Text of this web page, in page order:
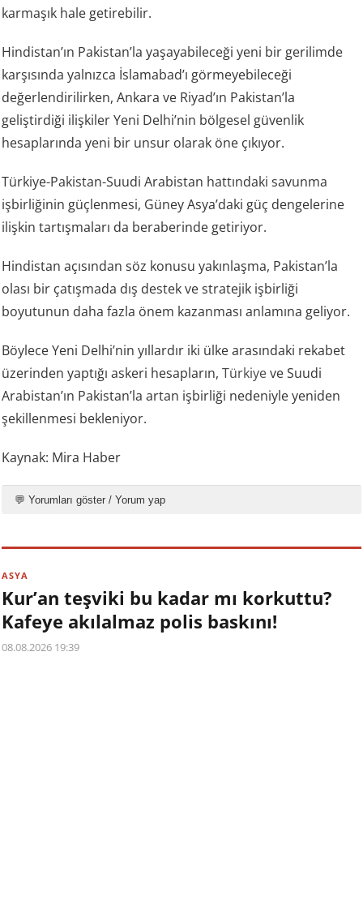
karmaşık hale getirebilir.
Hindistan’ın Pakistan’la yaşayabileceği yeni bir gerilimde
karşısında yalnızca İslamabad’ı görmeyebileceği
değerlendirilirken, Ankara ve Riyad’ın Pakistan’la
geliştirdiği ilişkiler Yeni Delhi’nin bölgesel güvenlik
hesaplarında yeni bir unsur olarak öne çıkıyor.
Türkiye-Pakistan-Suudi Arabistan hattındaki savunma
işbirliğinin güçlenmesi, Güney Asya’daki güç dengelerine
ilişkin tartışmaları da beraberinde getiriyor.
Hindistan açısından söz konusu yakınlaşma, Pakistan’la
olası bir çatışmada dış destek ve stratejik işbirliği
boyutunun daha fazla önem kazanması anlamına geliyor.
Böylece Yeni Delhi’nin yıllardır iki ülke arasındaki rekabet
üzerinden yaptığı askeri hesapların,Türkiyeve Suudi
Arabistan’ın Pakistan’la artan işbirliği nedeniyle yeniden
şekillenmesi bekleniyor.
Kaynak: Mira Haber
💬 Yorumları göster / Yorum yap
ASYA
Kur’an teşviki bu kadar mı korkuttu?
Kafeye akılalmaz polis baskını!
08.08.2026 19:39